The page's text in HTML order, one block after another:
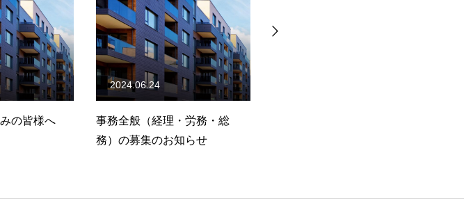
お問い合わせ
般（経理・労務・総
募集のお知らせ
会社説明会のお知らせ（新卒
採用情報）
2024.05.21